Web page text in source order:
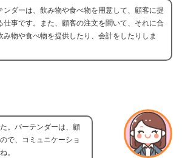
ンダーは、飲み物や食べ物を用意して、顧客に提
仕事です。また、顧客の注文を聞いて、それに合
み物や食べ物を提供したり、会計をしたりしま
。バーテンダーは、顧
で、コミュニケーショ
。